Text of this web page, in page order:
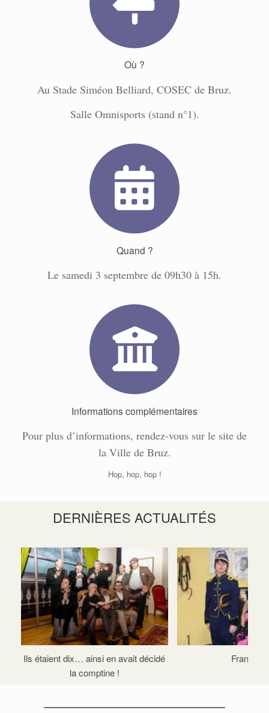
Où ?
Au Stade Siméon Belliard, COSEC de Bruz.
Salle Omnisports (stand n°1).
Quand ?
Le samedi 3 septembre de 09h30 à 15h.
Informations complémentaires
Pour plus d’informations, rendez-vous sur le site de
la Ville de Bruz.
Hop, hop, hop !
DERNIÈRES ACTUALITÉS
Ils étaient dix… ainsi en avait décidé
la comptine !